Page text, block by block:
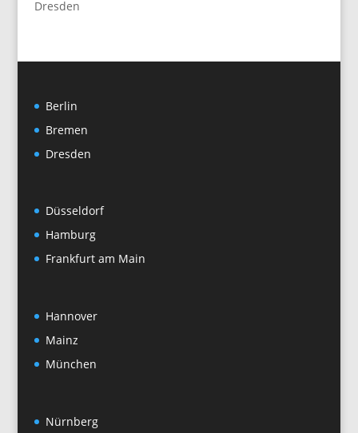
Dresden
Berlin
Bremen
Dresden
Düsseldorf
Hamburg
Frankfurt am Main
Hannover
Mainz
München
Nürnberg